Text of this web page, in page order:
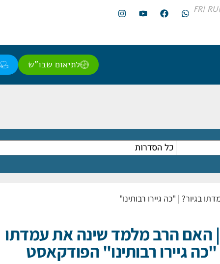
RU |
FR
לתיאום שבו"ש
בגיור? | "כה גיירו רבותינו"
פרק 20| האם הרב מלמד שינה את עמדתו
"כה גיירו רבותינו" הפודקאסט